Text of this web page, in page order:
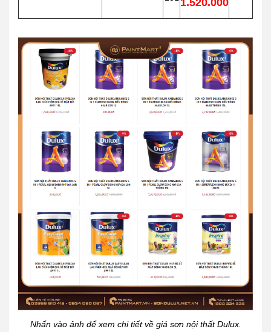
1.520.000
Nhấn vào ảnh để xem chi tiết về giá sơn nội thất Dulux.